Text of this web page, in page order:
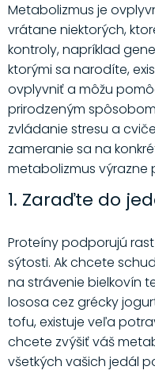
Metabolizmus je
vrátane niektorých,
kontroly, napríklad
ktorými sa narodíte,
ovplyvniť a môžu
prirodzeným
zvládanie stresu a
zameranie sa na
metabolizmus výrazne
1. Zaraďte do
Proteíny podporujú
sýtosti. Ak chcete
na strávenie bielkovín
lososa cez grécky
tofu, existuje veľa
chcete zvýšiť váš
všetkých vašich jedál